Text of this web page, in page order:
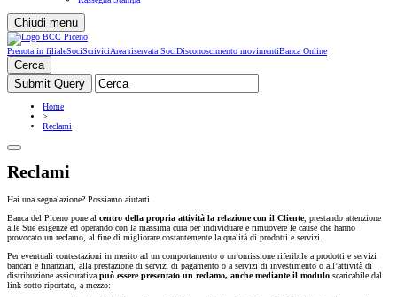
Chiudi menu
Prenota in filialeSociScriviciArea riservata SociDisconoscimento movimentiBanca Online
Cerca
Home
>
Reclami
Reclami
Hai una segnalazione? Possiamo aiutarti
Banca del Piceno pone al centro della propria attività la relazione con il Cliente, prestando attenzione
alle Sue esigenze ed operando con la massima cura per individuare e rimuovere le cause che hanno
provocato un reclamo, al fine di migliorare costantemente la qualità di prodotti e servizi.
Per eventuali contestazioni in merito ad un comportamento o un’omissione riferibile a prodotti e servizi
bancari e finanziari, alla prestazione di servizi di pagamento o a servizi di investimento o all’attività di
distribuzione assicurativa può essere presentato un reclamo, anche mediante il modulo scaricabile dal
link sotto riportato, a mezzo: